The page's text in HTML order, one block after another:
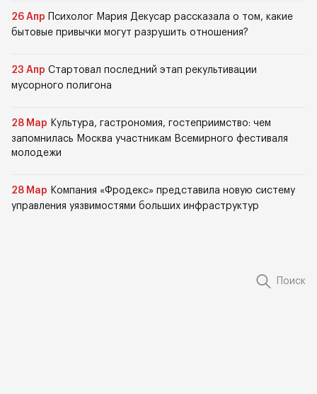
26 Апр
Психолог Мария Декусар рассказала о том, какие
бытовые привычки могут разрушить отношения?
23 Апр Стартовал последний этап рекультивации
мусорного полигона
28 Мар Культура, гастрономия, гостеприимство: чем
запомнилась Москва участникам Всемирного фестиваля
молодежи
28 Мар Компания «Фродекс» представила новую систему
управления уязвимостями больших инфраструктур
Поиск